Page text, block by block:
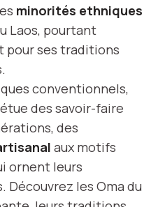
minorités ethniques
Laos, pourtant
pour ses traditions
conventionnels,
des savoir-faire
des
aux motifs
ornent leurs
les Oma du